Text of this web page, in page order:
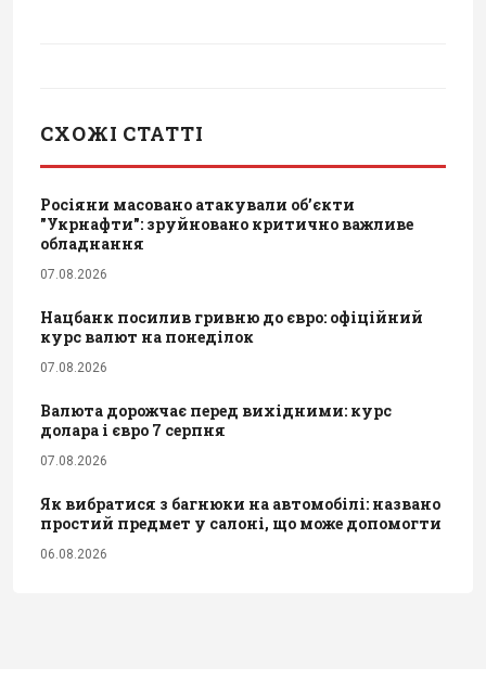
СХОЖІ СТАТТІ
Росіяни масовано атакували обʼєкти
"Укрнафти": зруйновано критично важливе
обладнання
07.08.2026
Нацбанк посилив гривню до євро: офіційний
курс валют на понеділок
07.08.2026
Валюта дорожчає перед вихідними: курс
долара і євро 7 серпня
07.08.2026
Як вибратися з багнюки на автомобілі: названо
простий предмет у салоні, що може допомогти
06.08.2026